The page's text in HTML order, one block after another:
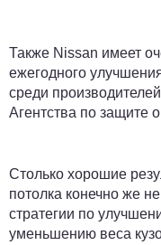
Также Nissan имеет
ежегодного
среди
Агентства по защите
Столько хорошие
потолка конечно же
стратегии по
уменьшению веса